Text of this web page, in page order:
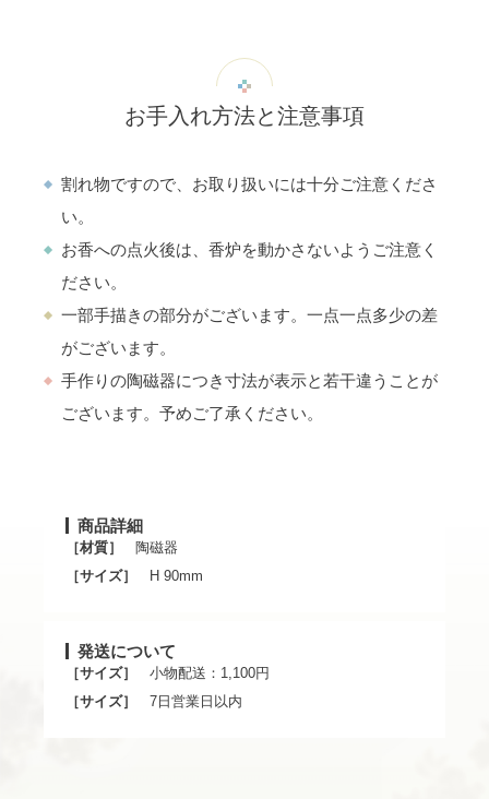
お手入れ方法と注意事項
割れ物ですので、お取り扱いには十分ご注意くださ
い。
お香への点火後は、香炉を動かさないようご注意く
ださい。
一部手描きの部分がございます。一点一点多少の差
がございます。
手作りの陶磁器につき寸法が表示と若干違うことが
ございます。予めご了承ください。
商品詳細
［材質］
陶磁器
［サイズ］
H 90mm
発送について
［サイズ］
小物配送：1,100円
［サイズ］
7日営業日以内